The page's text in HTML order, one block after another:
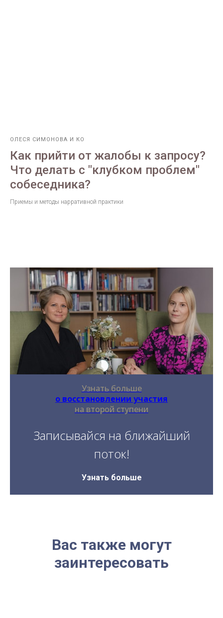
ОЛЕСЯ СИМОНОВА И КО
Как прийти от жалобы к запросу?
Что делать с "клубком проблем"
собеседника?
Приемы и методы нарративной практики
Узнать больше
о восстановлении участия
на второй ступени
Записывайся на ближайший
поток!
Узнать больше
Вас также могут
заинтересовать